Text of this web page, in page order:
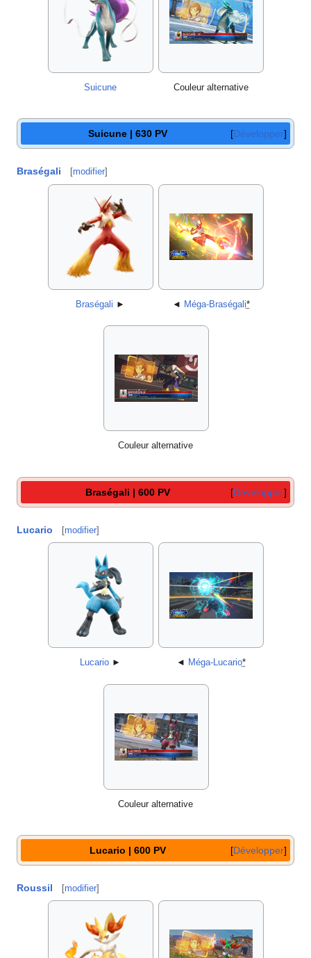
Suicune Couleur alternative
Développer
Suicune | 630 PV
Braségali [modifier]
Braségali ► ◄ Méga-Braségali*
Couleur alternative
Développer
Braségali | 600 PV
Lucario [modifier]
Lucario ► ◄ Méga-Lucario*
Couleur alternative
Développer
Lucario | 600 PV
Roussil [modifier]